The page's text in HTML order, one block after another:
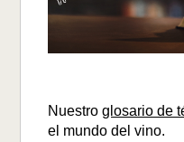
Nuestroglosario de
el mundo del vino.